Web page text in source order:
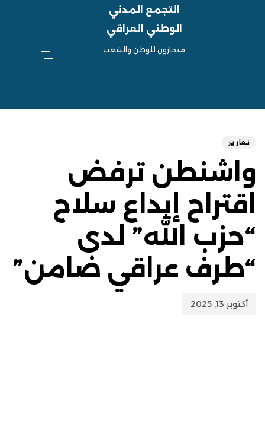
التجمع المدني
الوطني العراقي
منحازون للوطن والشعب
تقارير
واشنطن ترفض
اقتراح إيداع سلاح
“حزب الله” لدى
“طرف عراقي ضامن”
أكتوبر 13, 2025